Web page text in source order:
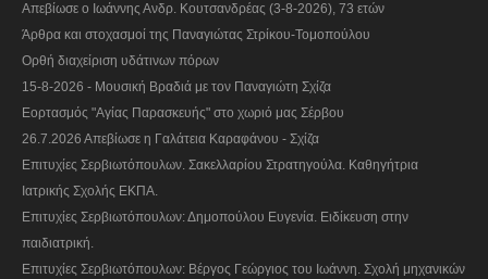
Απεβίωσε ο Ιωάννης Ανδρ. Κουτσανδρέας (3-8-2026), 73 ετών
Άρθρα και στοχασμοί της Παναγιώτας Στρίκου-Τομοπούλου
Ορθή διαχείριση υδάτινων πόρων
15-8-2026 - Μουσική Βραδιά με τον Παναγιώτη Σχίζα
Εορτασμός "Αγίας Παρασκευής" στο χωριό μας Σέρβου
26.7.2026 Απεβίωσε η Γαλάτεια Καραφάνου - Σχίζα
Επιτυχίες Σερβιωτόπουλων. Σακελλαρίου Στρατηγούλα. Καθηγήτρια
Ιατρικής Σχολής ΕΚΠΑ.
Επιτυχίες Σερβιωτόπουλων: Δημοπούλου Ευγενία. Ειδίκευση στην
παιδιατρική.
Επιτυχίες Σερβιωτόπουλων: Βέργος Γεώργιος του Ιωάννη. Σχολή μηχανικών